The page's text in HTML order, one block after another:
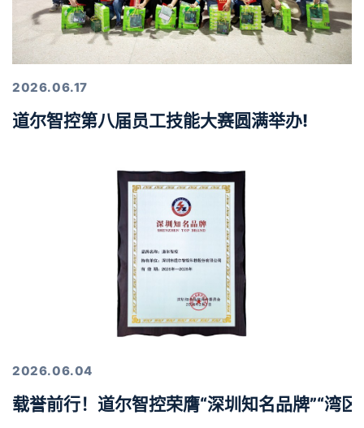
2026.06.17
道尔智控第八届员工技能大赛圆满举办!
2026.06.04
载誉前行！道尔智控荣膺“深圳知名品牌”“湾